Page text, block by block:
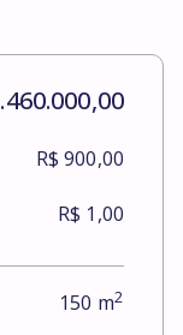
R$ 900,00
R$ 1,00
150 m2